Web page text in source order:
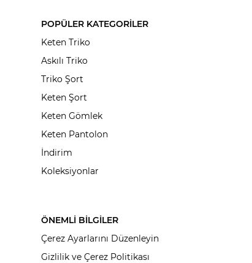
POPÜLER KATEGORİLER
Keten Triko
Askılı Triko
Triko Şort
Keten Şort
Keten Gömlek
Keten Pantolon
İndirim
Koleksiyonlar
ÖNEMLİ BİLGİLER
Çerez Ayarlarını Düzenleyin
Gizlilik ve Çerez Politikası